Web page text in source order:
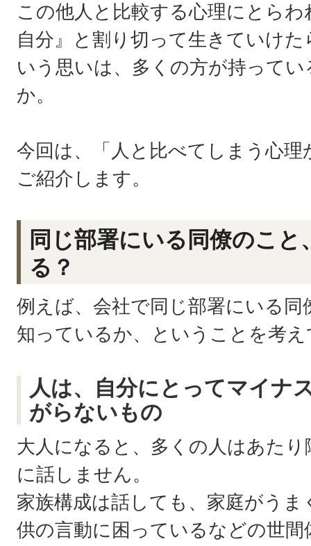
この他人と比較する心理にとら
自分』と割り切って生きていけ
いう思いは、多くの方が持って
か。
今回は、「人と比べてしまう心
ご紹介します。
同じ部署にいる同僚のこ
る？
例えば、会社で同じ部署にいる
知っているか、ということを考
人は、自分にとってマイナ
がらないもの
大人になると、多くの人はあた
に話しません。
家族構成は話しても、家庭がう
供の言動に困っているなどの世